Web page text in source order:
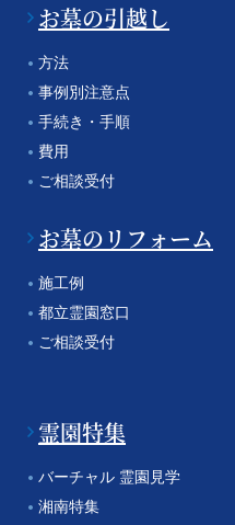
お墓の引越し
方法
事例別注意点
手続き・手順
費用
ご相談受付
お墓のリフォーム
施工例
都立霊園窓口
ご相談受付
霊園特集
バーチャル 霊園見学
湘南特集